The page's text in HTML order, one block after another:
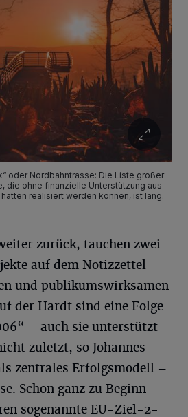
oder Nordbahntrasse: Die Liste großer
die ohne finanzielle Unterstützung aus
realisiert werden können, ist lang.
zurück, tauchen zwei
auf dem Notizzettel
und publikumswirksamen
der Hardt sind eine Folge
– auch sie unterstützt
zuletzt, so Johannes
zentrales Erfolgsmodell –
Schon ganz zu Beginn
sogenannte EU-Ziel-2-